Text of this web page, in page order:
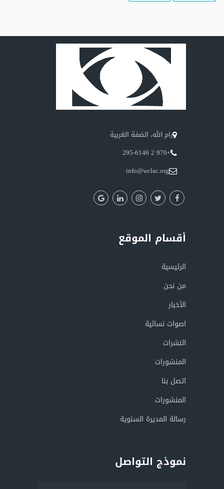
رام الله، الضفة الغربية
+970 2 295-6146
info@wclac.org
أقسام الموقع
الرئيسية
من نحن
الأخبار
اصوات نسائية
النشرات
المنشورات
اتصل بنا
المنشورات
رسالة المديرة السنوية
نموذج التواصل